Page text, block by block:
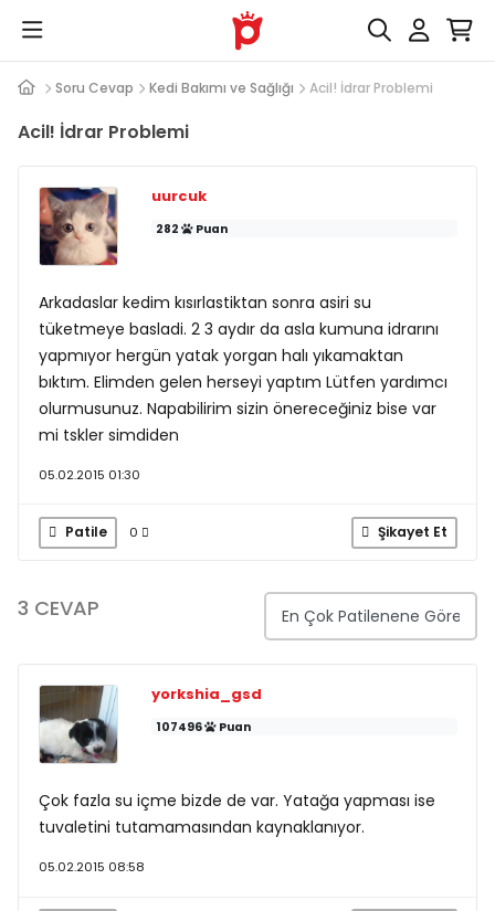
Soru Cevap Kedi Bakımı ve Sağlığı Acil! İdrar Problemi
Acil! İdrar Problemi
uurcuk
282 Puan
Arkadaslar kedim kısırlastiktan sonra asiri su
tüketmeye basladi. 2 3 aydır da asla kumuna idrarını
yapmıyor hergün yatak yorgan halı yıkamaktan
bıktım. Elimden gelen herseyi yaptım Lütfen yardımcı
olurmusunuz. Napabilirim sizin önereceğiniz bise var
mi tskler simdiden
05.02.2015 01:30
Patile 0 Şikayet Et
3 CEVAP
yorkshia_gsd
107496 Puan
Çok fazla su içme bizde de var. Yatağa yapması ise
tuvaletini tutamamasından kaynaklanıyor.
05.02.2015 08:58